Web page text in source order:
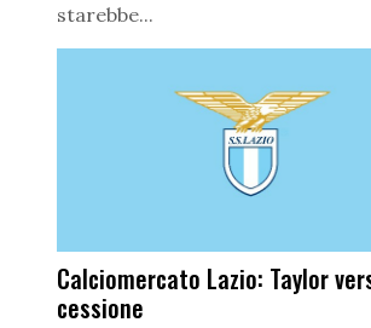
starebbe...
Calciomercato Lazio: Taylor
cessione